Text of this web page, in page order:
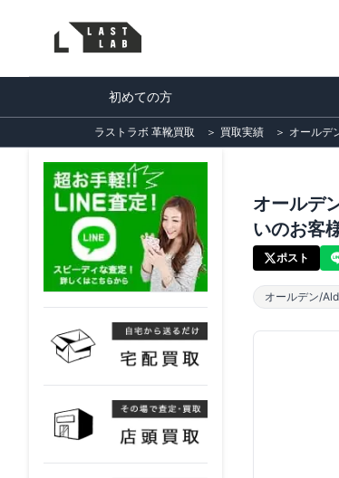
初めての方
ラストラボ 革靴買取 ＞ 買取実績 ＞ オールデ
オールデ
いのお客
ポスト
オールデン/